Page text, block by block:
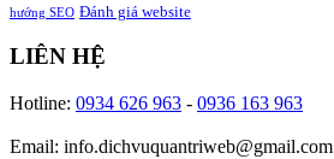
hướng SEO Đánh giá website
LIÊN HỆ
Hotline: 0934 626 963 - 0936 163 963
Email: info.dichvuquantriweb@gmail.com